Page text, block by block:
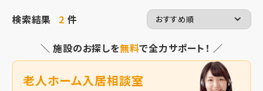
検索結果 2 件
＼ 施設のお探しを無料で全力サポート！ ／
老人ホーム入居相談室